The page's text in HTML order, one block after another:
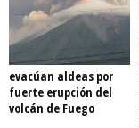
evacúan aldeas por
fuerte erupción del
volcán de Fuego